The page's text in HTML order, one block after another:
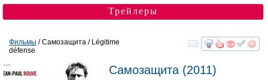
Трейлеры
смотреть
Фильмы / Самозащита / Légitime
défense
Самозащита (2011)